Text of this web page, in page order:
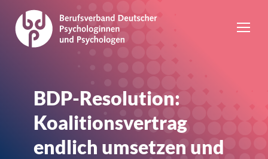
BDP-Resolution:
Koalitionsvertrag
endlich umsetzen und